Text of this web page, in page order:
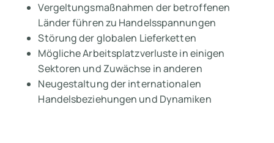
Vergeltungsmaßnahmen der betroffenen
Länder führen zu Handelsspannungen
Störung der globalen Lieferketten
Mögliche Arbeitsplatzverluste in einigen
Sektoren und Zuwächse in anderen
Neugestaltung der internationalen
Handelsbeziehungen und Dynamiken